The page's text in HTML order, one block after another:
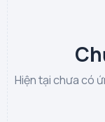
Hiện tại chưa có